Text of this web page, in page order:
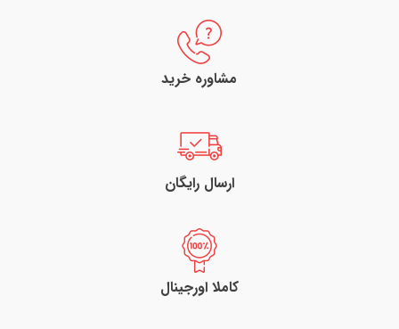
مشاوره خرید
ارسال رایگان
کاملا اورجینال